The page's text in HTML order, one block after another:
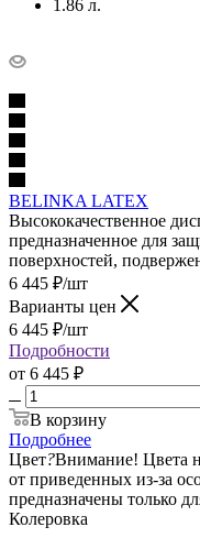
1.86 л.
BELINKA LATEX
Высококачественное
предназначенное для
поверхностей,
6 445 ₽/шт
Варианты цен
6 445 ₽/шт
Подробности
от 6 445 ₽
В корзину
Подробнее
Цвет?Внимание! Цвета
от приведенных из-за
предназначены только
Колеровка